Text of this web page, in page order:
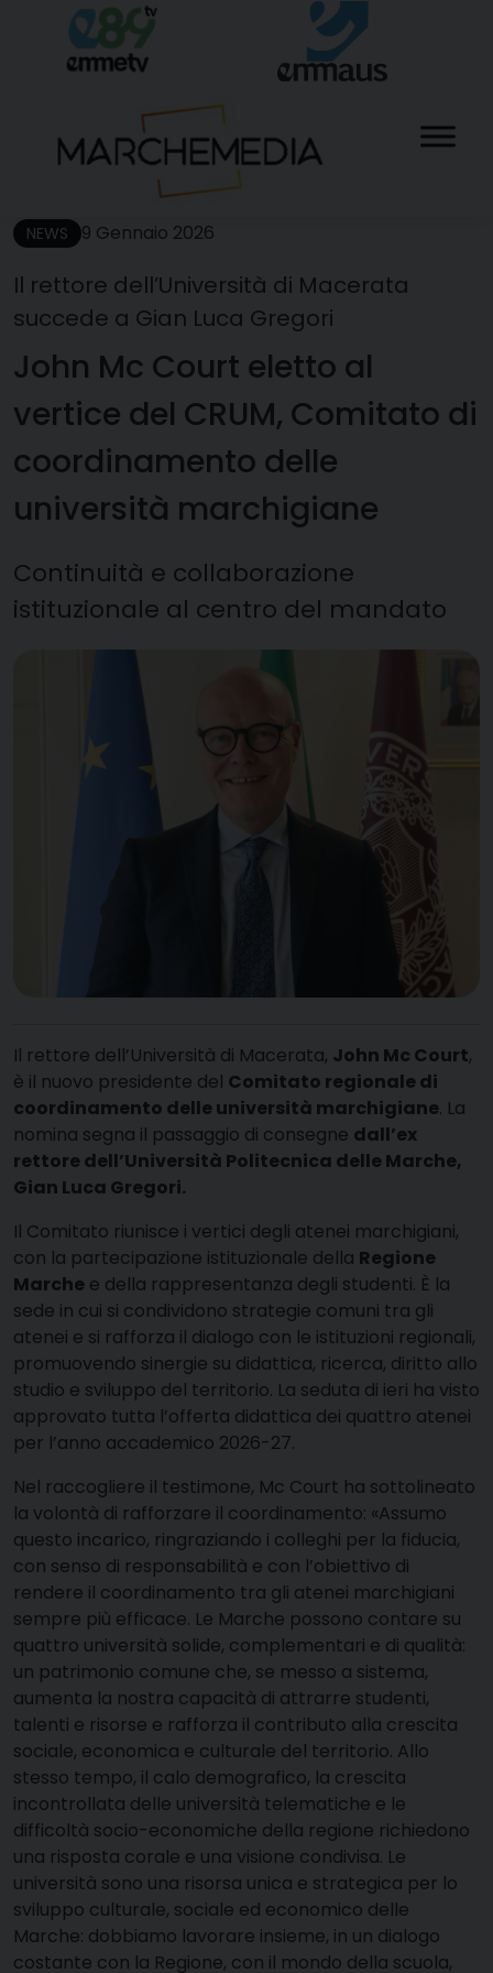
content
NEWS 9 Gennaio 2026
Il rettore dell’Università di Macerata
succede a Gian Luca Gregori
John Mc Court eletto al
vertice del CRUM, Comitato di
coordinamento delle
università marchigiane
Continuità e collaborazione
istituzionale al centro del mandato
Il rettore dell’Università di Macerata, John Mc Court,
è il nuovo presidente del Comitato regionale di
coordinamento delle università marchigiane. La
nomina segna il passaggio di consegne dall’ex
rettore dell’Università Politecnica delle Marche,
Gian Luca Gregori.
Il Comitato riunisce i vertici degli atenei marchigiani,
con la partecipazione istituzionale della Regione
Marche e della rappresentanza degli studenti. È la
sede in cui si condividono strategie comuni tra gli
atenei e si rafforza il dialogo con le istituzioni regionali,
promuovendo sinergie su didattica, ricerca, diritto allo
studio e sviluppo del territorio. La seduta di ieri ha visto
approvato tutta l’offerta didattica dei quattro atenei
per l’anno accademico 2026-27.
Nel raccogliere il testimone, Mc Court ha sottolineato
la volontà di rafforzare il coordinamento: «Assumo
questo incarico, ringraziando i colleghi per la fiducia,
con senso di responsabilità e con l’obiettivo di
rendere il coordinamento tra gli atenei marchigiani
sempre più efficace. Le Marche possono contare su
quattro università solide, complementari e di qualità:
un patrimonio comune che, se messo a sistema,
aumenta la nostra capacità di attrarre studenti,
talenti e risorse e rafforza il contributo alla crescita
sociale, economica e culturale del territorio. Allo
stesso tempo, il calo demografico, la crescita
incontrollata delle università telematiche e le
difficoltà socio-economiche della regione richiedono
una risposta corale e una visione condivisa. Le
università sono una risorsa unica e strategica per lo
sviluppo culturale, sociale ed economico delle
Marche: dobbiamo lavorare insieme, in un dialogo
costante con la Regione, con il mondo della scuola,